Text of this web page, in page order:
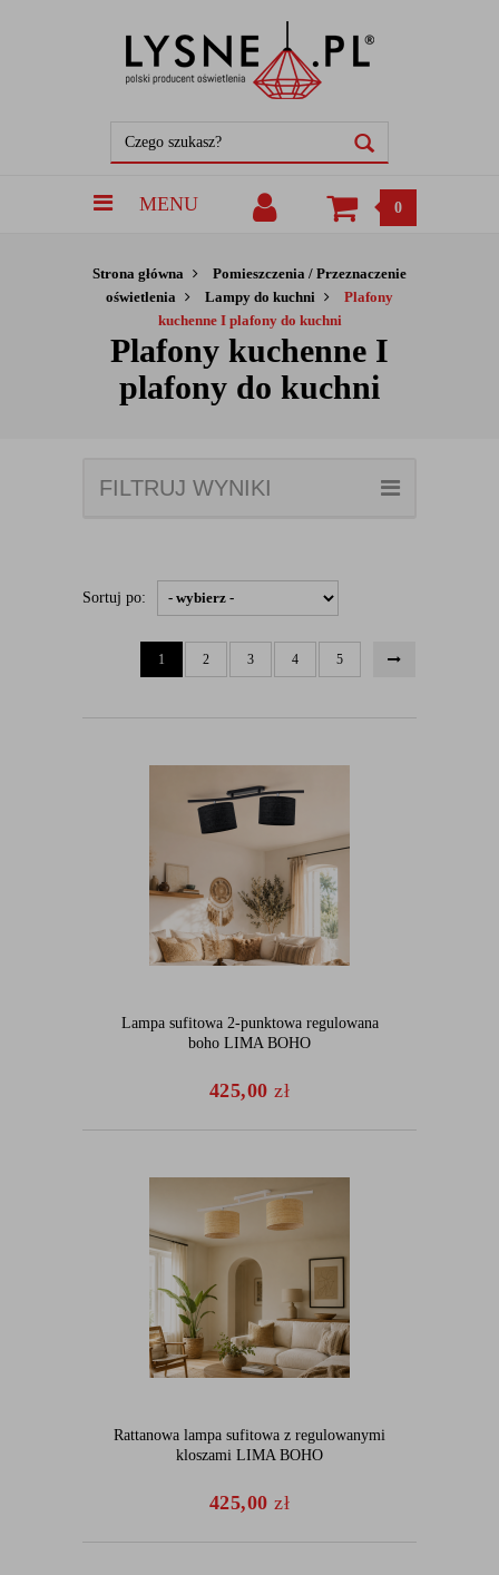
MENU 0
Strona główna
Pomieszczenia / Przeznaczenie
oświetlenia
Lampy do kuchni
Plafony
kuchenne I plafony do kuchni
Plafony kuchenne I
plafony do kuchni
FILTRUJ WYNIKI
Sortuj po:
1 2 3 4 5
Lampa sufitowa 2-punktowa regulowana
boho LIMA BOHO
425,00zł
Rattanowa lampa sufitowa z regulowanymi
kloszami LIMA BOHO
425,00zł